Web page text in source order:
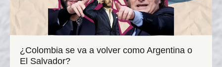
¿Colombia se va a volver como Argentina o
El Salvador?